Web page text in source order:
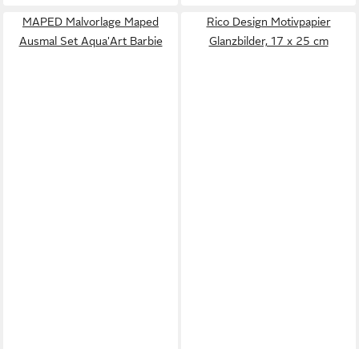
MAPED Malvorlage Maped
Ausmal Set Aqua'Art Barbie
Rico Design Motivpapier
Glanzbilder, 17 x 25 cm